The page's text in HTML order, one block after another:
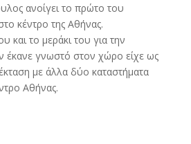
ανοίγει το πρώτο του
κέντρο της Αθήνας.
και το μεράκι του για την
έκανε γνωστό στον χώρο είχε ως
με άλλα δύο καταστήματα
Αθήνας.